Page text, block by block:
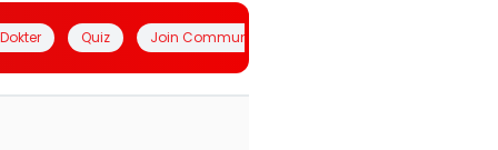
Quiz Join Community